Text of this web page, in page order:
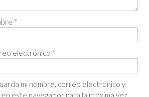
*
electrónico *
mi nombre, correo electrónico y
este navegador para la próxima vez